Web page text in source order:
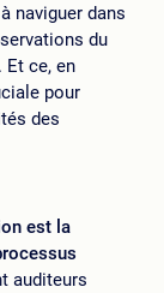
naviguer dans
du
ce, en
pour
des
est la
auditeurs